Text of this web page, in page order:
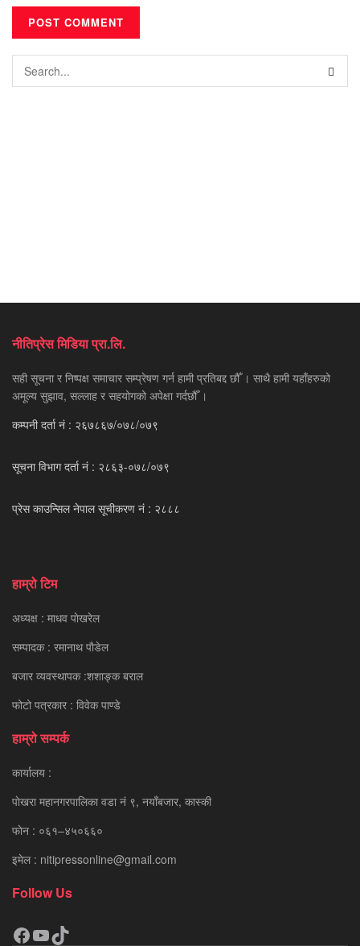
नीतिप्रेस मिडिया प्रा.लि.
सही सूचना र निष्पक्ष समाचार सम्प्रेषण गर्न हामी प्रतिबद्द छौँ । साथै हामी यहाँहरुको
अमूल्य सुझाव, सल्लाह र सहयोगको अपेक्षा गर्दछौँ ।
कम्पनी दर्ता नं : २६७८६७/०७८/०७९
सूचना विभाग दर्ता नं : २८६३-०७८/०७९
प्रेस काउन्सिल नेपाल सूचीकरण नं : २८८८
हाम्रो टिम
अध्यक्ष : माधव पाेखरेल
सम्पादक : रमानाथ पाैडेल
बजार व्यवस्थापक :शशाङ्क बराल
फोटो पत्रकार : विवेक पाण्डे
हाम्रो सम्पर्क
कार्यालय :
पाेखरा महानगरपालिका वडा नं ९, नयाँबजार, कास्की
फाेन : ०६१–४५०६६०
इमेल : nitipressonline@gmail.com
Follow Us
Facebook
YouTube
TikTok